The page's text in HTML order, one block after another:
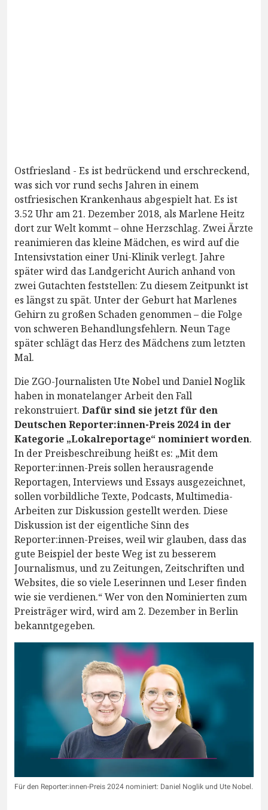
Ostfriesland - Es ist bedrückend und erschreckend,
was sich vor rund sechs Jahren in einem
ostfriesischen Krankenhaus abgespielt hat. Es ist
3.52 Uhr am 21. Dezember 2018, als Marlene Heitz
dort zur Welt kommt – ohne Herzschlag. Zwei Ärzte
reanimieren das kleine Mädchen, es wird auf die
Intensivstation einer Uni-Klinik verlegt. Jahre
später wird das Landgericht Aurich anhand von
zwei Gutachten feststellen: Zu diesem Zeitpunkt ist
es längst zu spät. Unter der Geburt hat Marlenes
Gehirn zu großen Schaden genommen – die Folge
von schweren Behandlungsfehlern. Neun Tage
später schlägt das Herz des Mädchens zum letzten
Mal.
Die ZGO-Journalisten Ute Nobel und Daniel Noglik
haben in monatelanger Arbeit den Fall
rekonstruiert. Dafür sind sie jetzt für den
Deutschen Reporter:innen-Preis 2024 in der
Kategorie „Lokalreportage“ nominiert worden.
In der Preisbeschreibung heißt es: „Mit dem
Reporter:innen-Preis sollen herausragende
Reportagen, Interviews und Essays ausgezeichnet,
sollen vorbildliche Texte, Podcasts, Multimedia-
Arbeiten zur Diskussion gestellt werden. Diese
Diskussion ist der eigentliche Sinn des
Reporter:innen-Preises, weil wir glauben, dass das
gute Beispiel der beste Weg ist zu besserem
Journalismus, und zu Zeitungen, Zeitschriften und
Websites, die so viele Leserinnen und Leser finden
wie sie verdienen.“ Wer von den Nominierten zum
Preisträger wird, wird am 2. Dezember in Berlin
bekanntgegeben.
Für den Reporter:innen-Preis 2024 nominiert: Daniel Noglik und Ute Nobel.